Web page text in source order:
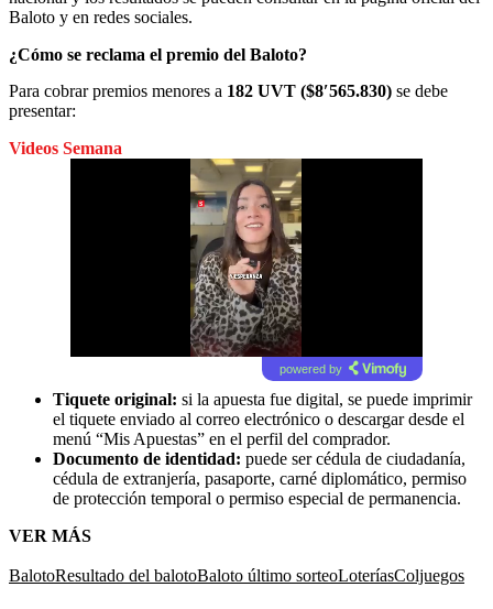
Baloto y en redes sociales.
¿Cómo se reclama el premio del Baloto?
Para cobrar premios menores a 182 UVT ($8′565.830) se debe
presentar:
Videos Semana
powered by
Tiquete original: si la apuesta fue digital, se puede imprimir
el tiquete enviado al correo electrónico o descargar desde el
menú “Mis Apuestas” en el perfil del comprador.
Documento de identidad: puede ser cédula de ciudadanía,
cédula de extranjería, pasaporte, carné diplomático, permiso
de protección temporal o permiso especial de permanencia.
VER MÁS
BalotoResultado del balotoBaloto último sorteoLoteríasColjuegos